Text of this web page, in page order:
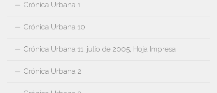
Crónica Urbana 1
Crónica Urbana 10
Crónica Urbana 11, julio de 2005, Hoja Impresa
Crónica Urbana 2